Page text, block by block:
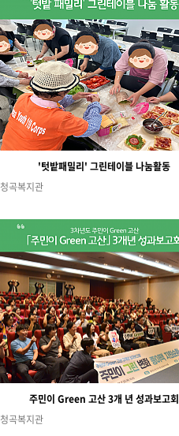
'텃밭패밀리' 그린테이블 나눔활동
청곡복지관
주민이 Green 고산 3개 년 성과보고회
청곡복지관